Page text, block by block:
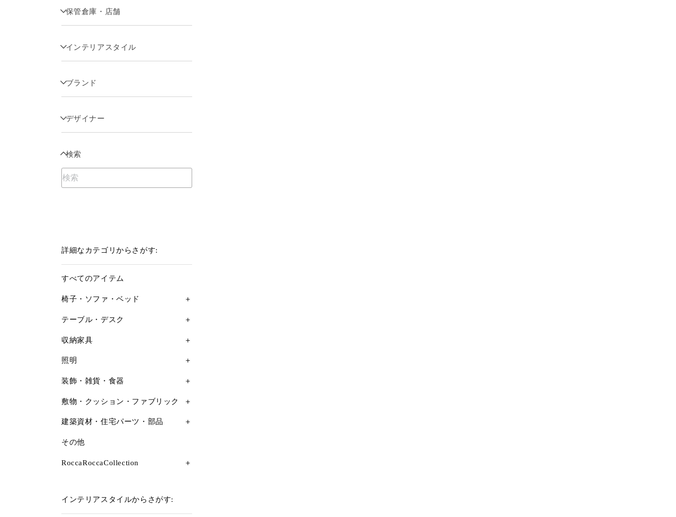
保管倉庫・店舗
インテリアスタイル
ブランド
デザイナー
検索
詳細なカテゴリからさがす:
すべてのアイテム
椅子・ソファ・ベッド
テーブル・デスク
収納家具
照明
装飾・雑貨・食器
敷物・クッション・ファブリック
建築資材・住宅パーツ・部品
その他
RoccaRoccaCollection
インテリアスタイルからさがす: